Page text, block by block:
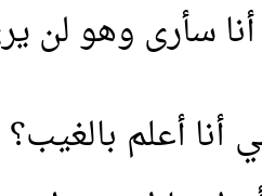
سأرى وهو لن
أنا أعلم